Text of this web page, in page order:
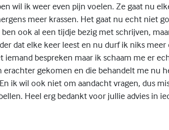
wil ik weer even pijn voelen. Ze gaat nu
meer krassen. Het gaat nu echt niet
ook al een tijdje bezig met schrijven,
dat elke keer leest en nu durf ik niks meer
iemand bespreken maar ik schaam me er
gekomen en die behandelt me nu
ik wil ook niet om aandacht vragen, dus
Heel erg bedankt voor jullie advies in